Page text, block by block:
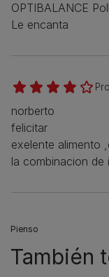
OPTIBALANCE
Le encanta
norberto
felicitar
exelente alimento
la combinacion de
Pienso
También